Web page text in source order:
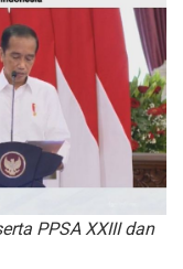
PPSA XXIII dan